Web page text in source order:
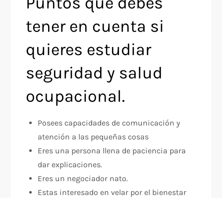
tener en cuenta si
quieres estudiar
seguridad y salud
ocupacional.
Posees capacidades de comunicación y
atención a las pequeñas cosas
Eres una persona llena de paciencia para
dar explicaciones.
Eres un negociador nato.
Estas interesado en velar por el bienestar